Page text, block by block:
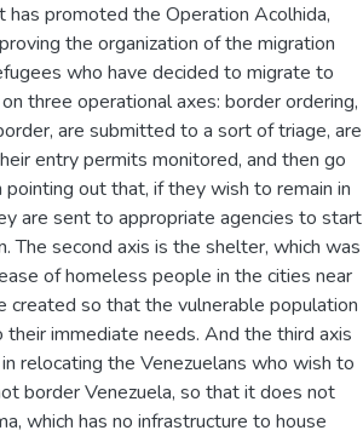
has promoted the Operation Acolhida,
the organization of the migration
who have decided to migrate to
three operational axes: border ordering,
are submitted to a sort of triage, are
entry permits monitored, and then go
out that, if they wish to remain in
are sent to appropriate agencies to start
The second axis is the shelter, which was
of homeless people in the cities near
created so that the vulnerable population
immediate needs. And the third axis
relocating the Venezuelans who wish to
border Venezuela, so that it does not
which has no infrastructure to house